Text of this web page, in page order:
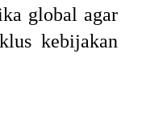
global agar
kebijakan